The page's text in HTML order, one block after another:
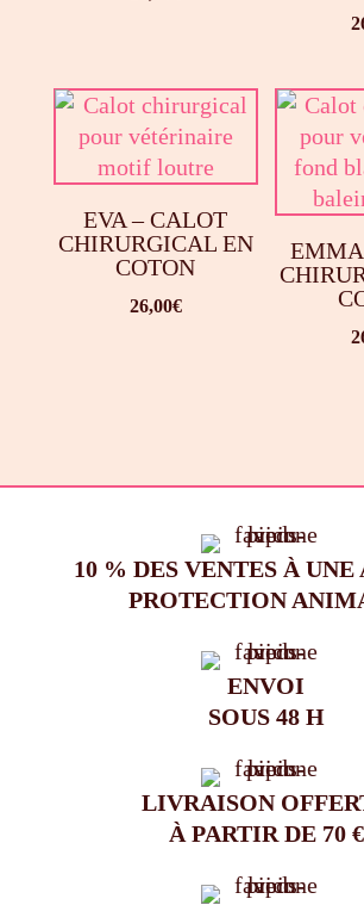
EVA – CALOT
CHIRURGICAL EN
COTON
26,00€
10 % DES VENTES À UNE
PROTECTION
ENVOI
SOUS 48 H
LIVRAISON
À PARTIR DE 70 €